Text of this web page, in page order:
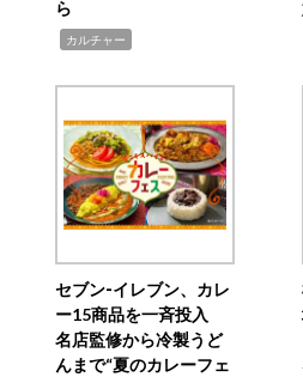
ら
カルチャー
セブン‐イレブン、カレ
ー15商品を一斉投入
名店監修から冷製うど
んまで“夏のカレーフェ